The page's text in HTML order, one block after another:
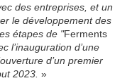
des entreprises, et un
le développement des
étapes de "Ferments
l’inauguration d’une
d’un premier
2023.»